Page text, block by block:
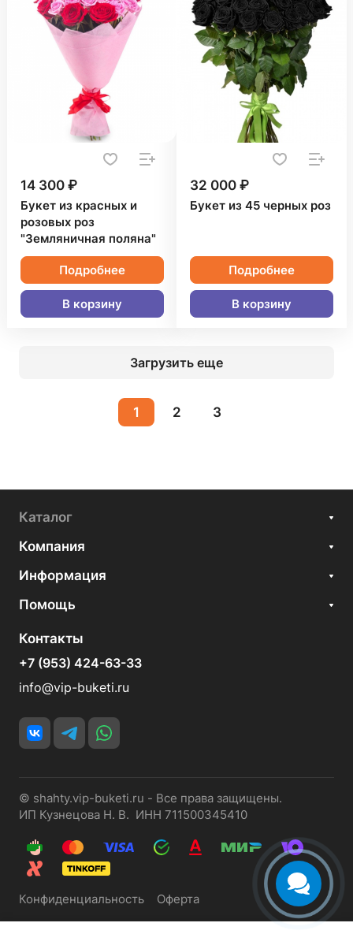
14 300 ₽
Букет из красных и
розовых роз
"Земляничная поляна"
Подробнее
В корзину
32 000 ₽
Букет из 45 черных роз
Подробнее
В корзину
Загрузить еще
1 2 3
Каталог
Компания
Информация
Помощь
Контакты
+7 (953) 424-63-33
info@vip-buketi.ru
© shahty.vip-buketi.ru - Все права защищены.
ИП Кузнецова Н. В. ИНН 711500345410
Конфиденциальность Оферта